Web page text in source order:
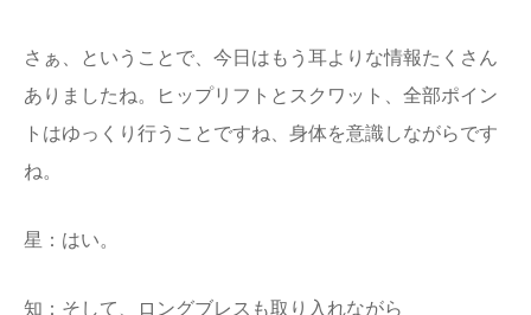
さぁ、ということで、今日はもう耳よりな情報たくさん
ありましたね。ヒップリフトとスクワット、全部ポイン
トはゆっくり行うことですね、身体を意識しながらです
ね。
星：はい。
知：そして、ロングブレスも取り入れながら